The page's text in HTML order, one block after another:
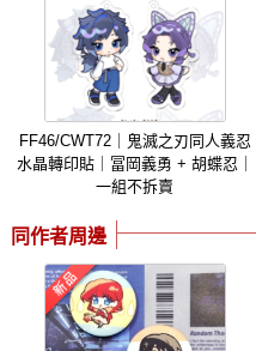
FF46/CWT72｜鬼滅之刃同人義忍
水晶轉印貼｜冨岡義勇 + 胡蝶忍｜
一組不拆賣
同作者周邊